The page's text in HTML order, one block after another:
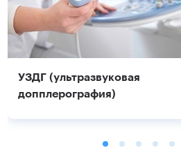
УЗДГ (ультразвуковая
допплерография)